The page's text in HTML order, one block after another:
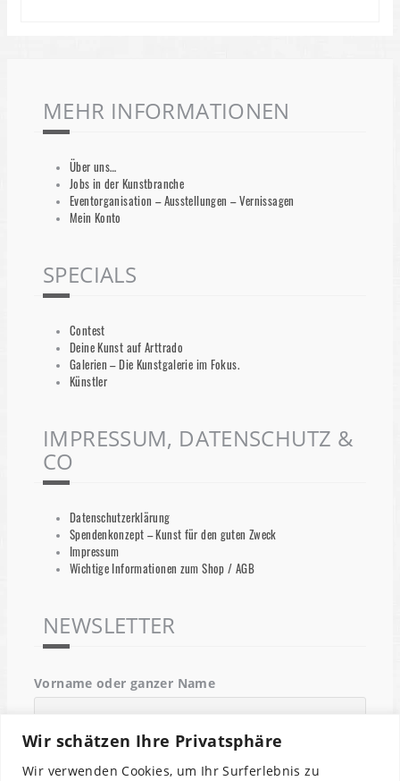
Wir schätzen Ihre Privatsphäre
Wir verwenden Cookies, um Ihr Surferlebnis zu
MEHR INFORMATIONEN
Über uns…
Jobs in der Kunstbranche
Eventorganisation – Ausstellungen – Vernissagen
Mein Konto
SPECIALS
Contest
Deine Kunst auf Arttrado
Galerien – Die Kunstgalerie im Fokus.
Künstler
IMPRESSUM, DATENSCHUTZ &
CO
Datenschutzerklärung
Spendenkonzept – Kunst für den guten Zweck
Impressum
Wichtige Informationen zum Shop / AGB
NEWSLETTER
Vorname oder ganzer Name
Email